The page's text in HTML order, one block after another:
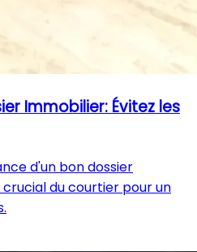
Immobilier: Évitez les
d'un bon dossier
du courtier pour un